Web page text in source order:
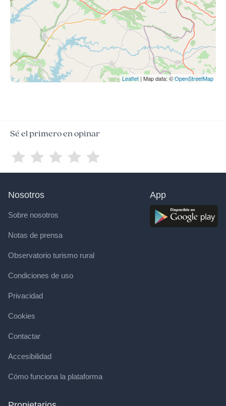
Leaflet | Map data: ©OpenStreetMap
Sé el primero en opinar
Nosotros
Sobre nosotros
Notas de prensa
Observatorio turismo rural
Condiciones de uso
Privacidad
Cookies
Contactar
Accesibilidad
Cómo funciona la plataforma
App